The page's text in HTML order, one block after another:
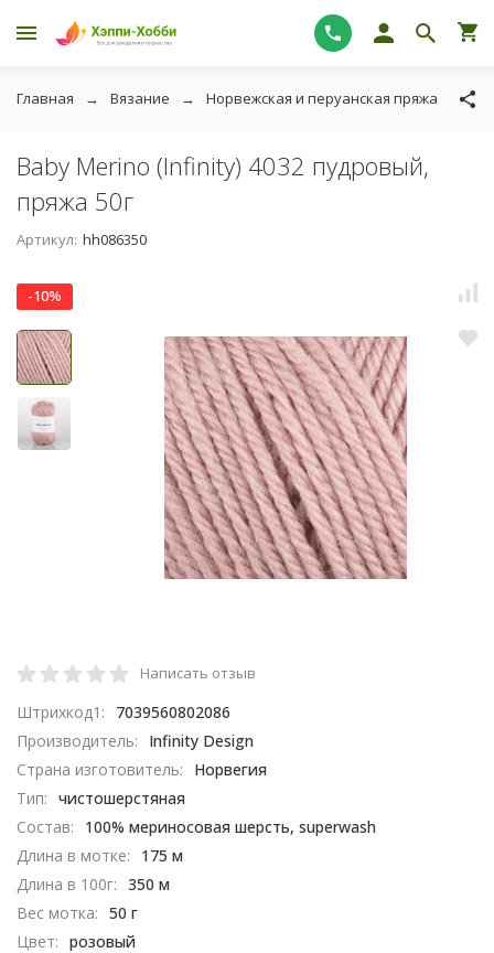
Главная Вязание Норвежская и перуанская пряжа
Baby Merino (Infinity) 4032 пудровый,
пряжа 50г
Артикул: hh086350
-10%
Написать отзыв
Штрихкод1:
7039560802086
Производитель:
Infinity Design
Страна изготовитель:
Норвегия
Тип: чистошерстяная
Состав:
100% мериносовая шерсть, superwash
Длина в мотке:
175 м
Длина в 100г: 350 м
Вес мотка: 50 г
Цвет: розовый